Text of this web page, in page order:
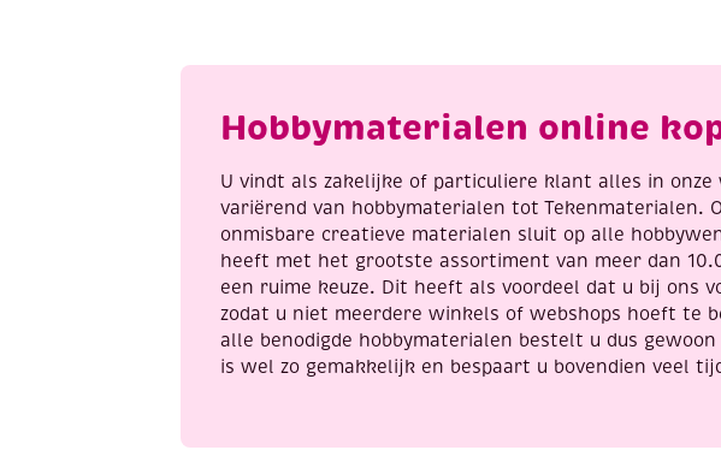
aantal
aantal
Hobbymaterialen online
U vindt als zakelijke of particuliere klant alles in onze
variërend van hobbymaterialen tot Tekenmaterialen.
onmisbare creatieve materialen sluit op alle
heeft met het grootste assortiment van meer dan
een ruime keuze. Dit heeft als voordeel dat u bij ons
zodat u niet meerdere winkels of webshops hoeft te
alle benodigde hobbymaterialen bestelt u dus
is wel zo gemakkelijk en bespaart u bovendien veel